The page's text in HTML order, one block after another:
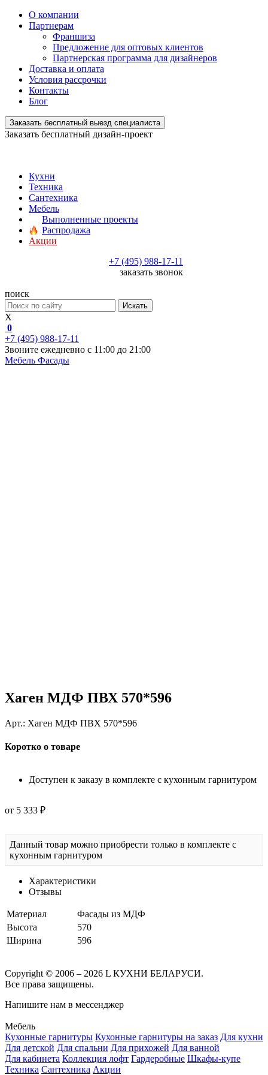
О компании
Партнерам
Франшиза
Предложение для оптовых клиентов
Партнерская программа для дизайнеров
Доставка и оплата
Условия рассрочки
Контакты
Блог
Заказать бесплатный выезд специалиста
Заказать бесплатный дизайн-проект
Кухни
Техника
Сантехника
Мебель
Выполненные проекты
Распродажа
Акции
+7 (495) 988-17-11
заказать звонок
поиск
Искать
X
0
+7 (495) 988-17-11
Звоните ежедневно с 11:00 до 21:00
Мебель Фасады
Хаген МДФ ПВХ 570*596
Арт.: Хаген МДФ ПВХ 570*596
Коротко о товаре
Доступен к заказу в комплекте с кухонным гарнитуром
от 5 333 ₽
Данный товар можно приобрести только в комплекте с
кухонным гарнитуром
Характеристики
Отзывы
Материал
Фасады из МДФ
Высота
570
Ширина
596
Copyright © 2006 – 2026 L КУХНИ БЕЛАРУСИ.
Все права защищены.
Напишите нам в мессенджер
Мебель
Кухонные гарнитуры Кухонные гарнитуры на заказ Для кухни
Для детской Для спальни Для прихожей Для ванной
Для кабинета Коллекция лофт Гардеробные Шкафы-купе
Техника Сантехника Акции